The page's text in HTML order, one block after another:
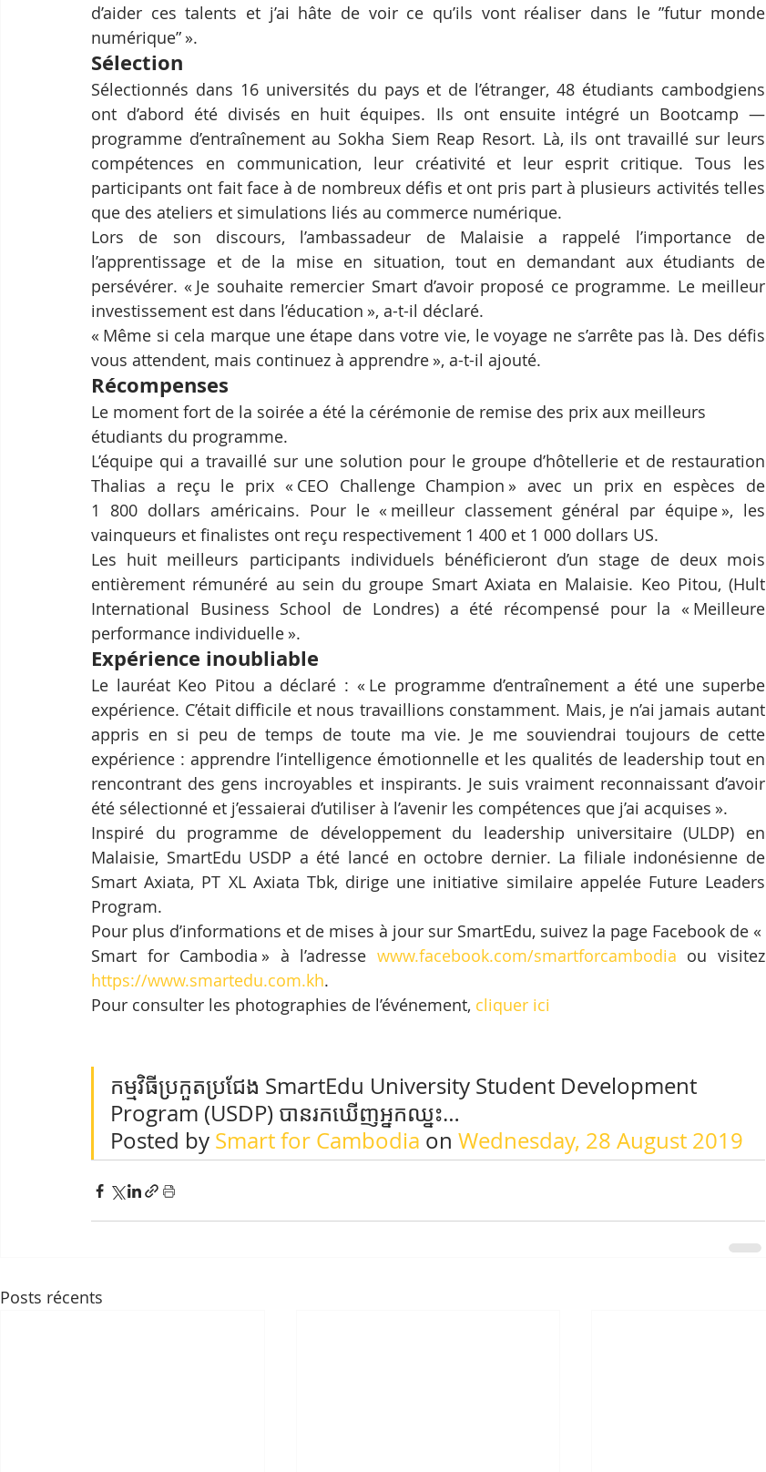
d’aider ces talents et j’ai hâte de voir ce qu’ils vont réaliser dans le ”futur monde
numérique” ».
Sélection
Sélectionnés dans 16 universités du pays et de l’étranger, 48 étudiants cambodgiens
ont d’abord été divisés en huit équipes. Ils ont ensuite intégré un Bootcamp —
programme d’entraînement au Sokha Siem Reap Resort. Là, ils ont travaillé sur leurs
compétences en communication, leur créativité et leur esprit critique. Tous les
participants ont fait face à de nombreux défis et ont pris part à plusieurs activités telles
que des ateliers et simulations liés au commerce numérique.
Lors de son discours, l’ambassadeur de Malaisie a rappelé l’importance de
l’apprentissage et de la mise en situation, tout en demandant aux étudiants de
persévérer. « Je souhaite remercier Smart d’avoir proposé ce programme. Le meilleur
investissement est dans l’éducation », a-t-il déclaré.
« Même si cela marque une étape dans votre vie, le voyage ne s’arrête pas là. Des défis
vous attendent, mais continuez à apprendre », a-t-il ajouté.
Récompenses
Le moment fort de la soirée a été la cérémonie de remise des prix aux meilleurs
étudiants du programme.
L’équipe qui a travaillé sur une solution pour le groupe d’hôtellerie et de restauration
Thalias a reçu le prix « CEO Challenge Champion » avec un prix en espèces de
1 800 dollars américains. Pour le « meilleur classement général par équipe », les
vainqueurs et finalistes ont reçu respectivement 1 400 et 1 000 dollars US.
Les huit meilleurs participants individuels bénéficieront d’un stage de deux mois
entièrement rémunéré au sein du groupe Smart Axiata en Malaisie. Keo Pitou, (Hult
International Business School de Londres) a été récompensé pour la « Meilleure
performance individuelle ».
Expérience inoubliable
Le lauréat Keo Pitou a déclaré : « Le programme d’entraînement a été une superbe
expérience. C’était difficile et nous travaillions constamment. Mais, je n’ai jamais autant
appris en si peu de temps de toute ma vie. Je me souviendrai toujours de cette
expérience : apprendre l’intelligence émotionnelle et les qualités de leadership tout en
rencontrant des gens incroyables et inspirants. Je suis vraiment reconnaissant d’avoir
été sélectionné et j’essaierai d’utiliser à l’avenir les compétences que j’ai acquises ».
Inspiré du programme de développement du leadership universitaire (ULDP) en
Malaisie, SmartEdu USDP a été lancé en octobre dernier. La filiale indonésienne de
Smart Axiata, PT XL Axiata Tbk, dirige une initiative similaire appelée Future Leaders
Program.
Pour plus d’informations et de mises à jour sur SmartEdu, suivez la page Facebook de «
Smart for Cambodia » à l’adresse www.facebook.com/smartforcambodia
https://www.smartedu.com.kh.
Pour consulter les photographies de l’événement, cliquer ici
កម្មវិធីប្រកួតប្រជែង SmartEdu University Student Development
Program (USDP) បានរកឃើញអ្នកឈ្នះ…
Posted by Smart for Cambodia on Wednesday, 28 August 2019
Posts récents